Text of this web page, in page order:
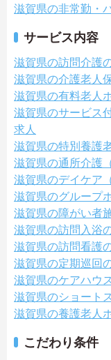
滋賀県の非常勤・
サービス内容
滋賀県の訪問介護
滋賀県の介護老人
滋賀県の有料老人
滋賀県のサービス
求人
滋賀県の特別養護
滋賀県の通所介護
滋賀県のデイケア
滋賀県のグループ
滋賀県の障がい者
滋賀県の訪問入浴
滋賀県の訪問看護
滋賀県の定期巡回
滋賀県のケアハウ
滋賀県のショート
滋賀県の養護老人
こだわり条件